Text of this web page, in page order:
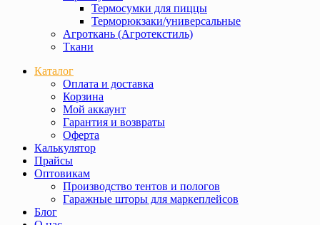
Термосумки для пиццы
Терморюкзаки/универсальные
Агроткань (Агротекстиль)
Ткани
Каталог
Оплата и доставка
Корзина
Мой аккаунт
Гарантия и возвраты
Оферта
Калькулятор
Прайсы
Оптовикам
Производство тентов и пологов
Гаражные шторы для маркеплейсов
Блог